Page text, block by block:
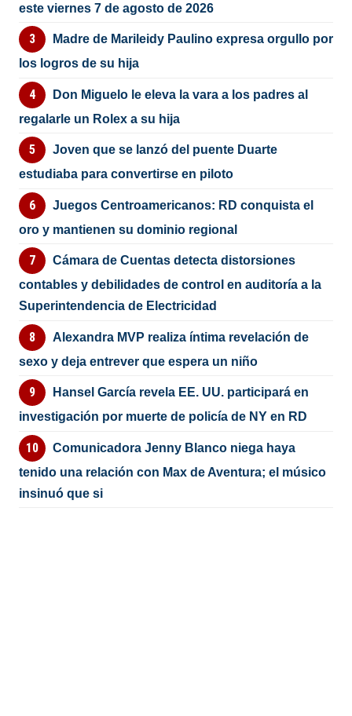
este viernes 7 de agosto de 2026
Madre de Marileidy Paulino expresa orgullo por
los logros de su hija
Don Miguelo le eleva la vara a los padres al
regalarle un Rolex a su hija
Joven que se lanzó del puente Duarte
estudiaba para convertirse en piloto
Juegos Centroamericanos: RD conquista el
oro y mantienen su dominio regional
Cámara de Cuentas detecta distorsiones
contables y debilidades de control en auditoría a la
Superintendencia de Electricidad
Alexandra MVP realiza íntima revelación de
sexo y deja entrever que espera un niño
Hansel García revela EE. UU. participará en
investigación por muerte de policía de NY en RD
Comunicadora Jenny Blanco niega haya
tenido una relación con Max de Aventura; el músico
insinuó que si